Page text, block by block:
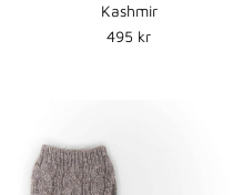
Kashmir
Normalpris
495 kr